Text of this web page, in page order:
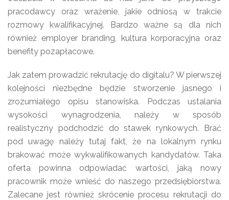
pracodawcy oraz wrażenie, jakie odniosą w trakcie
rozmowy kwalifikacyjnej. Bardzo ważne są dla nich
również employer branding, kultura korporacyjna oraz
benefity pozapłacowe.
Jak zatem prowadzić rekrutację do digitalu? W pierwszej
kolejności niezbędne będzie stworzenie jasnego i
zrozumiałego opisu stanowiska. Podczas ustalania
wysokości wynagrodzenia, należy w sposób
realistyczny podchodzić do stawek rynkowych. Brać
pod uwagę należy tutaj fakt, że na lokalnym rynku
brakować może wykwalifikowanych kandydatów. Taka
oferta powinna odpowiadać wartości, jaką nowy
pracownik może wnieść do naszego przedsiębiorstwa.
Zalecane jest również skrócenie procesu rekrutacji do